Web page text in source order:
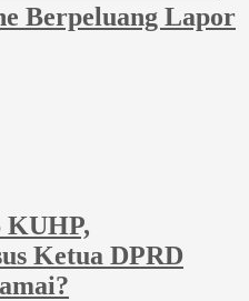
Berpeluang Lapor
KUHP,
Ketua DPRD